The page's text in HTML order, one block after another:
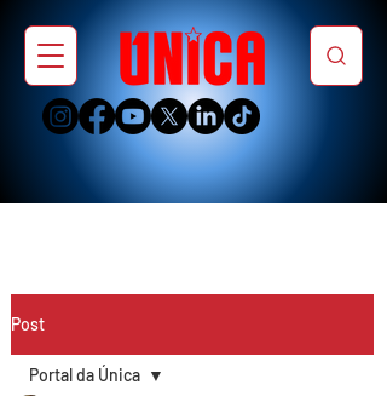
Post
Portal da Única